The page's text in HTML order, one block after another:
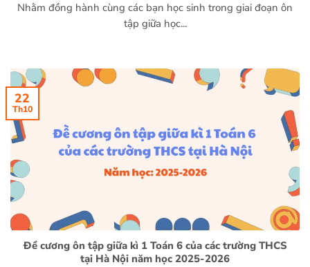
Nhằm đồng hành cùng các bạn học sinh trong giai đoạn ôn
tập giữa học...
Đề cương ôn tập giữa kì 1 Toán 6 của các trường THCS
tại Hà Nội năm học 2025-2026
22
Th10